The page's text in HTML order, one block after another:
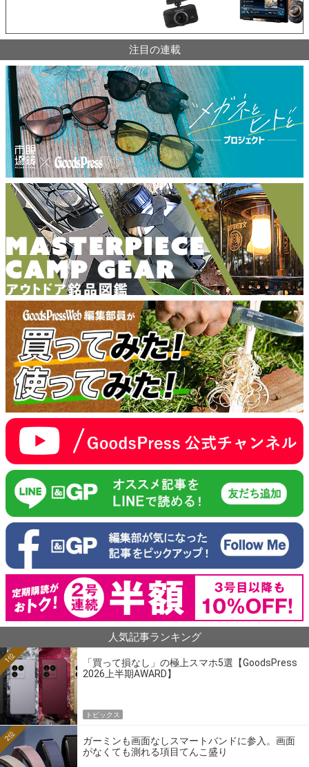
注目の連載
人気記事ランキング
「買って損なし」の極上スマホ5選【GoodsPress
2026上半期AWARD】
1位
トピックス
ガーミンも画面なしスマートバンドに参入。画面
がなくても測れる項目てんこ盛り
2位